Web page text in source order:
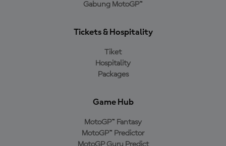
Gabung MotoGP™
Tickets & Hospitality
Tiket
Hospitality
Packages
Game Hub
MotoGP™ Fantasy
MotoGP™ Predictor